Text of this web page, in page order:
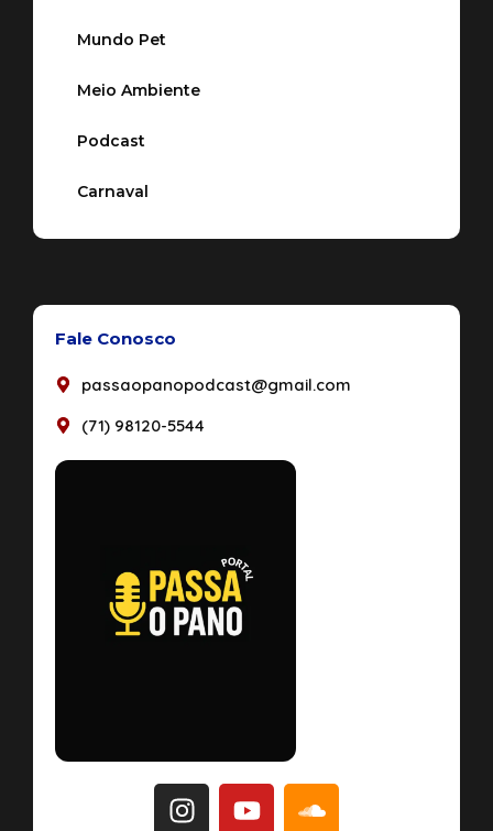
Mundo Pet
Meio Ambiente
Podcast
Carnaval
Fale Conosco
passaopanopodcast@gmail.com
(71) 98120-5544